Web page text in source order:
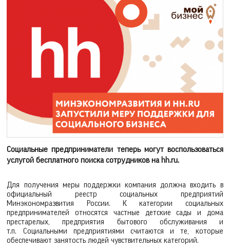
Социальные предприниматели теперь могут воспользоваться
услугой бесплатного поиска сотрудников на hh.ru.
Для получения меры поддержки компания должна входить в
официальный реестр социальных предприятий
Минэкономразвития России. К категории социальных
предпринимателей относятся частные детские сады и дома
престарелых, предприятия бытового обслуживания и
т.п. Социальными предприятиями считаются и те, которые
обеспечивают занятость людей чувствительных категорий.